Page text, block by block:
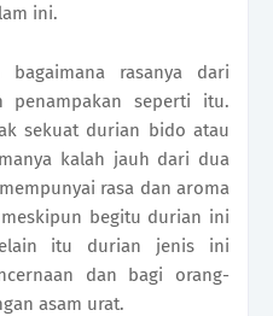
ini.
bagaimana rasanya dari
penampakan seperti itu.
sekuat durian bido atau
kalah jauh dari dua
rasa dan aroma
begitu durian ini
itu durian jenis ini
dan bagi orang-
asam urat.